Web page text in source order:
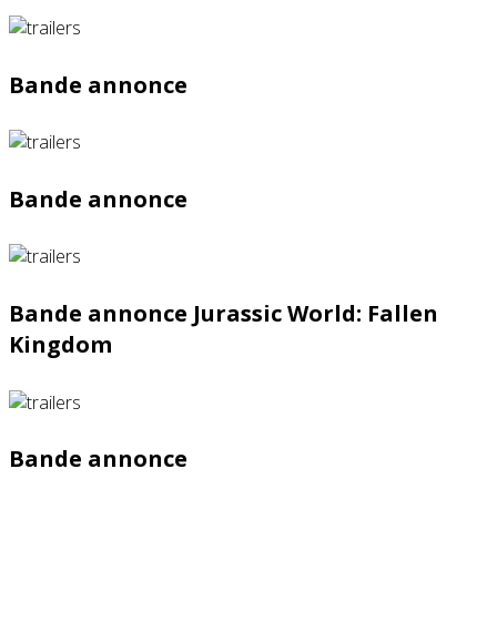
Bande annonce
Bande annonce
Bande annonce Jurassic World: Fallen
Kingdom
Bande annonce